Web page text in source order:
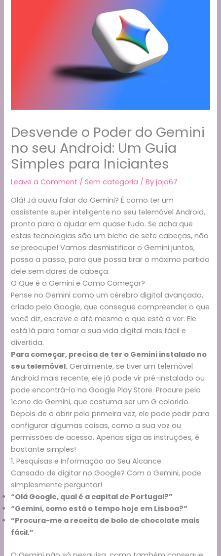
Desvende o Poder do Gemini
no seu Android: Um Guia
Simples para Iniciantes
Leave a Comment /Sem categoria / Byjoja67
Olá! Já ouviu falar do Gemini? É como ter um
assistente super inteligente no seu telemóvel Android,
pronto para o ajudar em quase tudo. Se acha que
estas tecnologias são um bicho de sete cabeças, não
se preocupe! Vamos desmistificar o Gemini juntos,
passo a passo, para que possa tirar o máximo partido
dele sem dores de cabeça.
O Que é o Gemini e Como Começar?
Pense no Gemini como um cérebro digital avançado,
criado pela Google, que consegue compreender o que
você diz, escreve e até mesmo o que está a ver. Ele
está lá para tornar a sua vida digital mais fácil e
divertida.
Para começar, precisa de ter o Gemini instalado no
seu telemóvel. Geralmente, se tiver um telemóvel
Android mais recente, ele já pode vir pré-instalado ou
pode encontrá-lo na Google Play Store. Procure pelo
ícone do Gemini, que costuma ser um G colorido.
Depois de o abrir pela primeira vez, ele pode pedir para
configurar algumas coisas, como a sua voz ou
permissões de acesso. Apenas siga as instruções, é
bastante simples!
1. Pesquisas e Informação ao Seu Alcance
Cansado de digitar no Google? Com o Gemini, pode
simplesmente perguntar!
“Olá Google, qual é a capital de Portugal?”
“Gemini, como está o tempo hoje em Lisboa?”
“Procura-me a receita de bolo de chocolate mais
fácil.”